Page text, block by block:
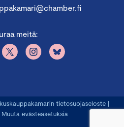
meitä:
tietosuojaseloste |
Muuta evästeasetuksia